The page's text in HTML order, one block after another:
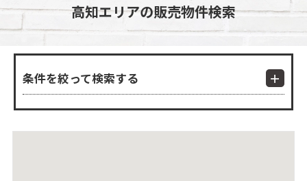
高知エリアの販売物件検索
条件を絞って検索する